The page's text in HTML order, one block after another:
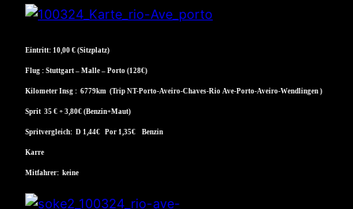
Eintritt: 10,00 € (Sitzplatz)
Flug : Stuttgart – Malle – Porto (128€)
Kilometer Insg : 6779km (Trip NT-Porto-Aveiro-Chaves-Rio Ave-Porto-Aveiro-Wendlingen )
Sprit 35 € + 3,80€ (Benzin+Maut)
Spritvergleich: D 1,44€ Por 1,35€ Benzin
Karre
Mitfahrer: keine